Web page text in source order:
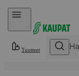
Hyppää sisältöön
Tuotteet